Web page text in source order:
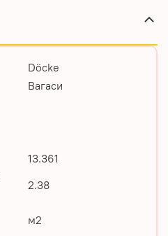
Döcke
Вагаси
13.361
2.38
м2